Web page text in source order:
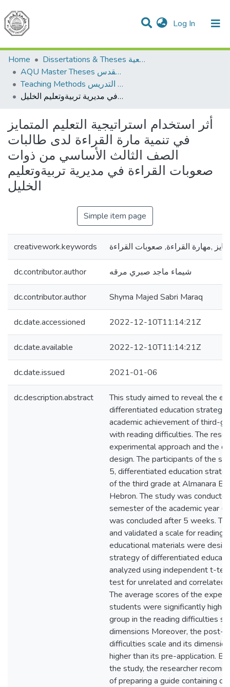
Log In (current)
Communities & Collections
All of DSpace
Home
Dissertations & Theses الرسائل الجامعية
AQU Master Theses الرسائل الجامعية الخاصة بجامعة القدس
Teaching Methods أساليب التدريس
أثر استخدام استراتيجية التعليم المتمايز في تنمية مارة القراءة لدى طالبات الصف الثالث الأساسي من ذوات صعوبات القراءة في مديرية تربيةوتعليم الخليل
أثر استخدام استراتيجية التعليم المتمايز
في تنمية مارة القراءة لدى طالبات
الصف الثالث الأساسي من ذوات
صعوبات القراءة في مديرية تربيةوتعليم
الخليل
Simple item page
creativework.keywords ,مهارة القراءة, صعوبات القراءة
dc.contributor.author شيماء ماجد صبري مرقه
dc.contributor.author Shyma Majed Sabri Maraq
dc.date.accessioned 2022-12-10T11:14:21Z
dc.date.available 2022-12-10T11:14:21Z
dc.date.issued 2021-01-06
dc.description.abstract
This study aimed to reveal the
differentiated education strategy
academic achievement of third-
with reading difficulties. The
experimental approach and the
design. The participants of the
5, differentiated education
of the third grade at Almanara
Hebron. The study was
semester of the academic year
was concluded after 5 weeks.
and validated a scale for reading
educational materials were
strategy of differentiated
analyzed using independent t-
test for unrelated and correlated
The average scores of the
students were significantly
group in the reading difficulties
dimensions Moreover, the post-
difficulties scale and its
higher than its pre-application.
the study, the researcher
of preparing a guide containing